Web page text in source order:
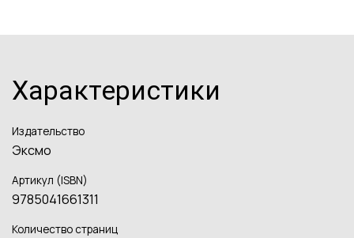
Характеристики
Издательство
Эксмо
Артикул (ISBN)
9785041661311
Количество страниц